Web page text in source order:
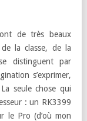
de très beaux
la classe, de la
distinguent par
s’exprimer,
seule chose qui
: un RK3399
le Pro (d’où mon